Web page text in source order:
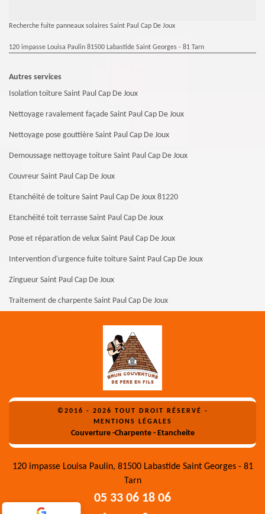
Recherche fuite panneaux solaires Saint Paul Cap De Joux
120 impasse Louisa Paulin 81500 Labastide Saint Georges - 81 Tarn
Autres services
Isolation toiture Saint Paul Cap De Joux
Nettoyage ravalement façade Saint Paul Cap De Joux
Nettoyage pose gouttière Saint Paul Cap De Joux
Demoussage nettoyage toiture Saint Paul Cap De Joux
Couvreur Saint Paul Cap De Joux
Etanchéité de toiture Saint Paul Cap De Joux 81220
Etanchéité toit terrasse Saint Paul Cap De Joux
Pose et réparation de velux Saint Paul Cap De Joux
Intervention d'urgence fuite toiture Saint Paul Cap De Joux
Zingueur Saint Paul Cap De Joux
Traitement de charpente Saint Paul Cap De Joux
©2016 - 2026 TOUT DROIT RÉSERVÉ -
MENTIONS LÉGALES
Couverture -Charpente - Etancheite
120 impasse Louisa Paulin, 81500 Labastide Saint Georges - 81
Tarn
05 33 06 18 06